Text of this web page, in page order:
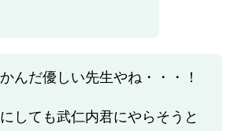
んだ優しい先生やね・・・！
しても武仁内君にやらそうと